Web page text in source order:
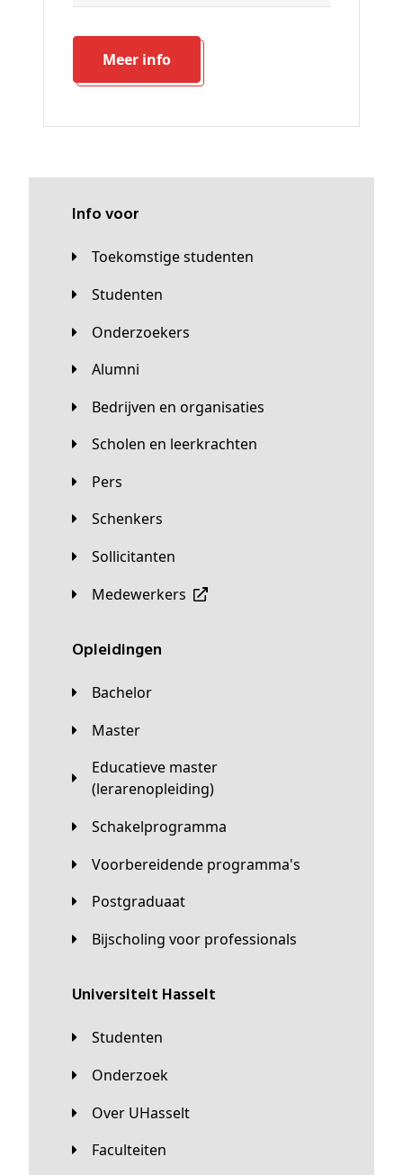
Meer info
Info voor
Toekomstige studenten
Studenten
Onderzoekers
Alumni
Bedrijven en organisaties
Scholen en leerkrachten
Pers
Schenkers
Sollicitanten
Medewerkers
Opleidingen
Bachelor
Master
Educatieve master
(lerarenopleiding)
Schakelprogramma
Voorbereidende programma's
Postgraduaat
Bijscholing voor professionals
universiteit Hasselt
Studenten
Onderzoek
Over UHasselt
Faculteiten